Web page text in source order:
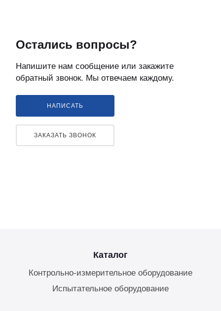
Остались вопросы?
Напишите нам сообщение или закажите
обратный звонок. Мы отвечаем каждому.
НАПИСАТЬ
ЗАКАЗАТЬ ЗВОНОК
Каталог
Контрольно-измерительное оборудование
Испытательное оборудование